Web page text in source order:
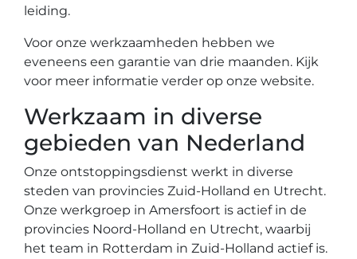
leiding.
Voor onze werkzaamheden hebben we
eveneens een garantie van drie maanden. Kijk
voor meer informatie verder op onze website.
Werkzaam in diverse
gebieden van Nederland
Onze ontstoppingsdienst werkt in diverse
steden van provincies Zuid-Holland en Utrecht.
Onze werkgroep in Amersfoort is actief in de
provincies Noord-Holland en Utrecht, waarbij
het team in Rotterdam in Zuid-Holland actief is.